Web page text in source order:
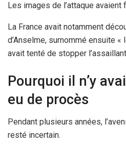
Les images de l’attaque avaient
La France avait notamment
d’Anselme, surnommé ensuite
avait tenté de stopper
Pourquoi il n’y
eu de procès
Pendant plusieurs années,
resté incertain.